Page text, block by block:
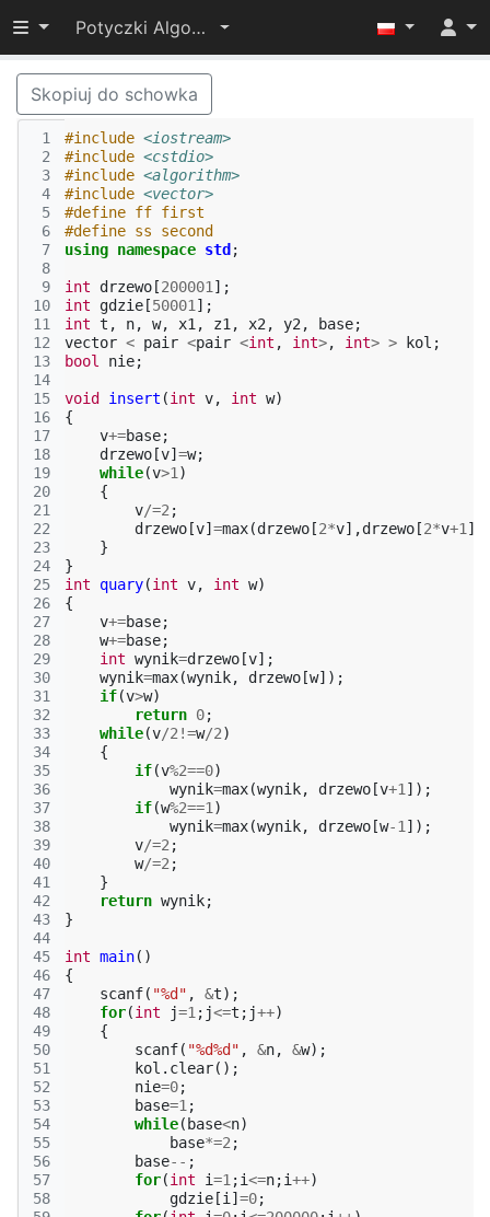
Przełącz widoczność menu
Potyczki Algorytmiczne 2014
Skopiuj do schowka
1
2
3
4
5
6
7
8
9
10
11
12
13
14
15
16
17
18
19
20
21
22
23
24
25
26
27
28
29
30
31
32
33
34
35
36
37
38
39
40
41
42
43
44
45
46
47
48
49
50
51
52
53
54
55
56
57
58
#include <iostream>
#include <cstdio>
#include <algorithm>
#include <vector>
#define ff first
#define ss second
using namespace std ;
int drzewo [200001 ];
int
gdzie [50001 ];
int t , n, w, x1 , z1 , x2 , y2 , base;
vector < pair <pair <int , int>, int> > kol ;
bool
nie;
void insert (int v, int w)
{
v+=base;
drzewo [v] =w;
while(v>1 )
{
v/=2 ;
drzewo [v] =max(drzewo [2*v],drzewo [2*v+1
}
}
int
quary(int v, int w)
{
v+=base;
w+=base;
int wynik=drzewo [v];
wynik=max(wynik, drzewo [w]);
if(v>w)
return 0;
while(v/2 !=w/2)
{
if(v%2==0)
wynik=max(wynik, drzewo [v+1 ]);
if(w%2==1 )
wynik=max(wynik, drzewo [w-1 ]);
v/=2 ;
w/=2 ;
}
return wynik;
}
int main()
{
scanf( "%d" , &t);
for(int j=1 ; j<=t ; j++)
{
scanf( "%d%d" , &n, &w);
kol . clear();
nie=0;
base=1 ;
while( base<n)
base*=2 ;
base-- ;
for(int i=1 ;i<=n;i++)
gdzie [i ] =0;